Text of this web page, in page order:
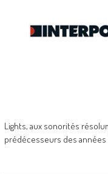
Lights, aux sonorités
prédécesseurs des années